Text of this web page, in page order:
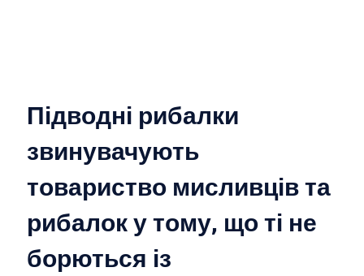
Підводні рибалки
звинувачують
товариство мисливців та
рибалок у тому, що ті не
борються із